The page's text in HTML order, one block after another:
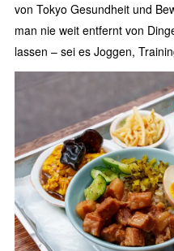
von Tokyo Gesundheit und
man nie weit entfernt von
lassen – sei es Joggen,